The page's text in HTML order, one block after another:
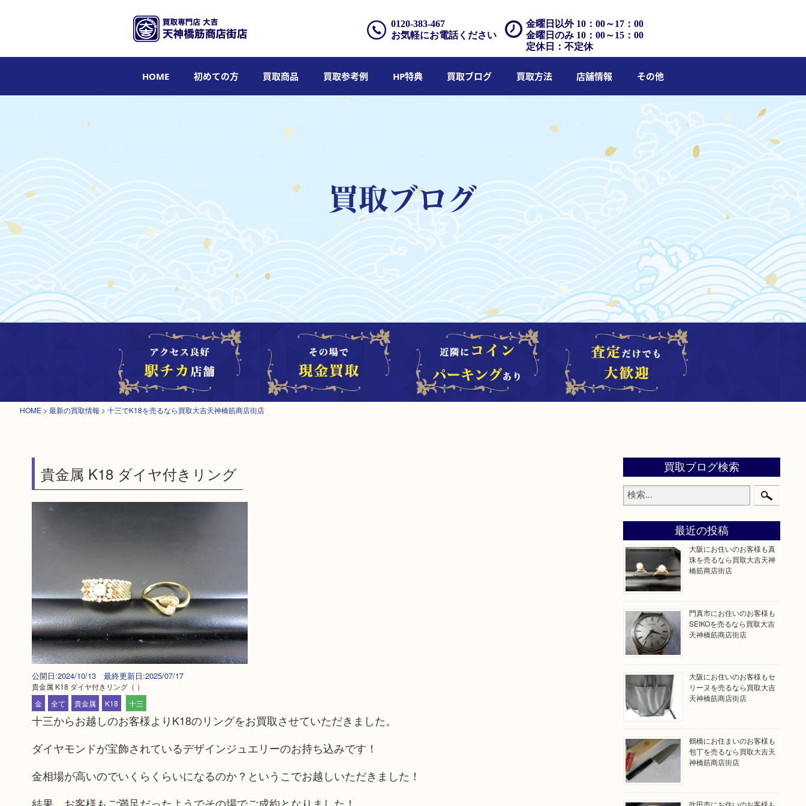
金曜日以外 10：00～17：00
金曜日のみ 10：00～15：00
定休日：不定休
0120-383-467
お気軽にお電話ください
HOME 初めての方 買取商品 買取参考例 HP特典 買取ブログ 買取方法 店舗情報 その他
HOME > 最新の買取情報 > 十三でK18を売るなら買取大吉天神橋筋商店街店
貴金属 K18 ダイヤ付きリング
公開日:2024/10/13 最終更新日:2025/07/17
貴金属 K18 ダイヤ付きリング（ ）
金
全て 貴金属 K18 十三
十三からお越しのお客様よりK18のリングをお買取させていただきました。
ダイヤモンドが宝飾されているデザインジュエリーのお持ち込みです！
金相場が高いのでいくらくらいになるのか？というこでお越しいただきました！
買取ブログ検索
最近の投稿
大阪にお住いのお客様も真
珠を売るなら買取大吉天神
橋筋商店街店
門真市にお住いのお客様も
SEIKOを売るなら買取大吉
天神橋筋商店街店
大阪にお住いのお客様もセ
リーヌを売るなら買取大吉
天神橋筋商店街店
鶴橋にお住まいのお客様も
包丁を売るなら買取大吉天
神橋筋商店街店